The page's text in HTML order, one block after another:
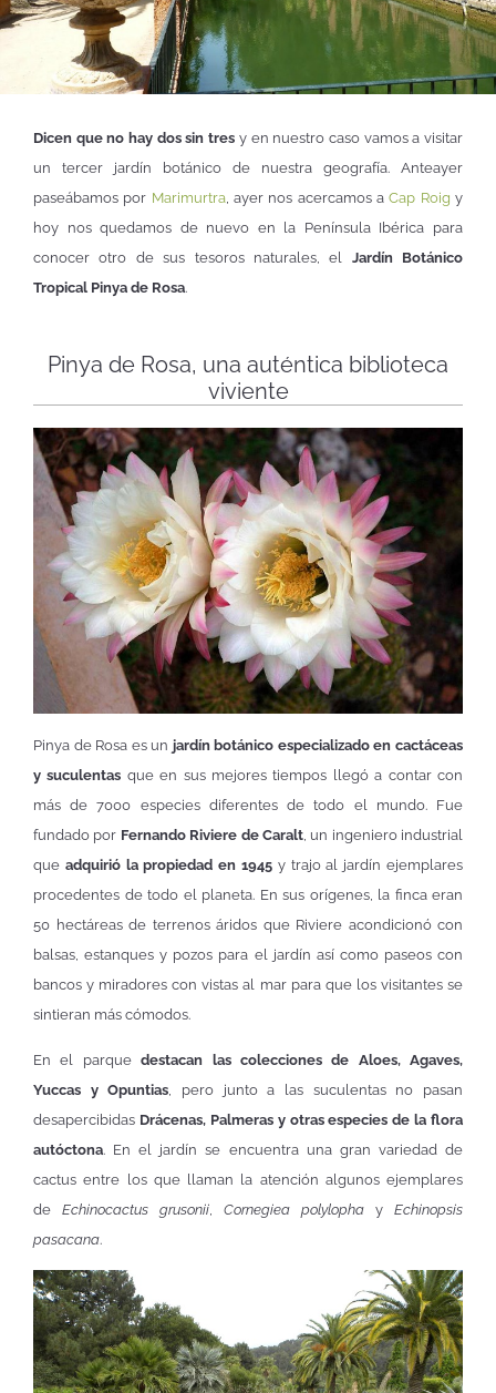
Dicen que no hay dos sin tres y en nuestro caso vamos a visitar
un tercer jardín botánico de nuestra geografía. Anteayer
paseábamos por Marimurtra, ayer nos acercamos aCap Roig y
hoy nos quedamos de nuevo en la Península Ibérica para
conocer otro de sus tesoros naturales, el Jardín Botánico
Tropical Pinya de Rosa.
Pinya de Rosa, una auténtica biblioteca
viviente
Pinya de Rosa es un jardín botánico especializado en cactáceas
y suculentas que en sus mejores tiempos llegó a contar con
más de 7000 especies diferentes de todo el mundo. Fue
fundado por Fernando Riviere de Caralt, un ingeniero industrial
que adquirió la propiedad en 1945 y trajo al jardín ejemplares
procedentes de todo el planeta. En sus orígenes, la finca eran
50 hectáreas de terrenos áridos que Riviere acondicionó con
balsas, estanques y pozos para el jardín así como paseos con
bancos y miradores con vistas al mar para que los visitantes se
sintieran más cómodos.
En el parquedestacan las colecciones de Aloes, Agaves,
Yuccas y Opuntias, pero junto a las suculentas no pasan
desapercibidas Drácenas, Palmeras y otras especies de la flora
autóctona. En el jardín se encuentra una gran variedad de
cactus entre los que llaman la atención algunos ejemplares
de Echinocactus grusonii, Cornegiea polylopha y Echinopsis
pasacana.